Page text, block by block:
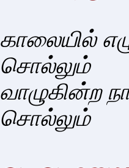
காலையில்
சொல்லும்
வாழுகின்ற
சொல்லும்